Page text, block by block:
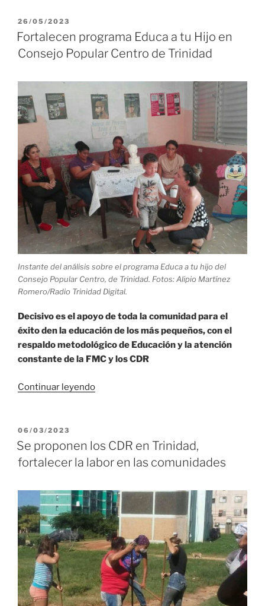
X
Congreso
CDR»
PUBLICADO
EL
26/05/2023
Fortalecen programa Educa a tu Hijo en
Consejo Popular Centro de Trinidad
Instante del análisis sobre el programa Educa a tu hijo del
Consejo Popular Centro, de Trinidad. Fotos: Alipio Martínez
Romero/Radio Trinidad Digital.
Decisivo es el apoyo de toda la comunidad para el
éxito den la educación de los más pequeños, con el
respaldo metodológico de Educación y la atención
constante de la FMC y los CDR
Continuar leyendo«Fortalecen
tu
Hijo
Popular
Centro
de
Trinidad»
PUBLICADO
EL
06/03/2023
Se proponen los CDR en Trinidad,
fortalecer la labor en las comunidades